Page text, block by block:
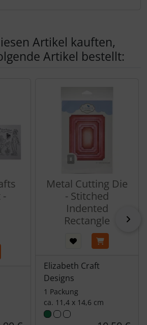
Artikel kauften,
Artikel bestellt:
-
Metal Cutting Die
- Stitched
Indented
Rectangle
Elizabeth Craft
Designs
1 Packung
ca. 11,4 x 14,6 cm